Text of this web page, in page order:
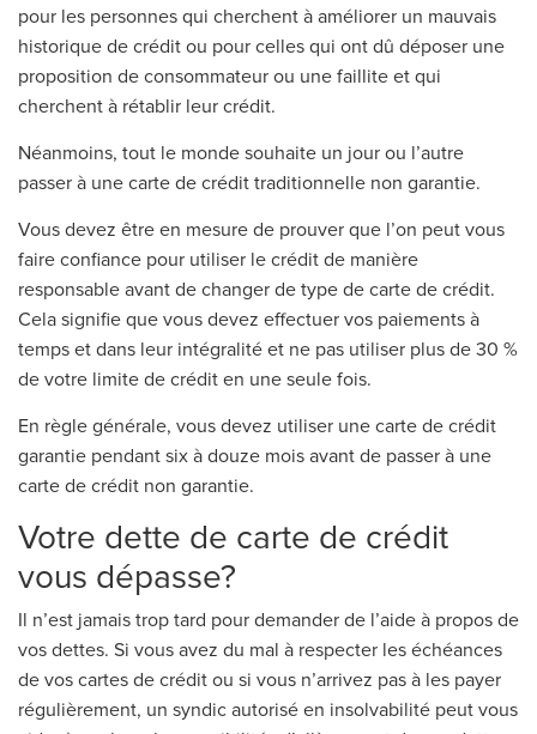
pour les personnes qui cherchent à améliorer un mauvais
historique de crédit ou pour celles qui ont dû déposer une
proposition de consommateur ou une faillite et qui
cherchent à rétablir leur crédit.
Néanmoins, tout le monde souhaite un jour ou l’autre
passer à une carte de crédit traditionnelle non garantie.
Vous devez être en mesure de prouver que l’on peut vous
faire confiance pour utiliser le crédit de manière
responsable avant de changer de type de carte de crédit.
Cela signifie que vous devez effectuer vos paiements à
temps et dans leur intégralité et ne pas utiliser plus de 30 %
de votre limite de crédit en une seule fois.
En règle générale, vous devez utiliser une carte de crédit
garantie pendant six à douze mois avant de passer à une
carte de crédit non garantie.
Votre dette de carte de crédit
vous dépasse?
Il n’est jamais trop tard pour demander de l’aide à propos de
vos dettes. Si vous avez du mal à respecter les échéances
de vos cartes de crédit ou si vous n’arrivez pas à les payer
régulièrement, un syndic autorisé en insolvabilité peut vous